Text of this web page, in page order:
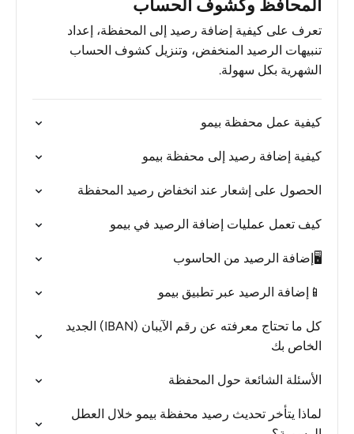
المحافظ وكشوف الحساب
تعرف على كيفية إضافة رصيد إلى المحفظة، إعداد
تنبيهات الرصيد المنخفض، وتنزيل كشوف الحساب
الشهرية بكل سهولة.
كيفية عمل محفظة بيمو
كيفية إضافة رصيد إلى محفظة بيمو
الحصول على إشعار عند انخفاض رصيد المحفظة
كيف تعمل عمليات إضافة الرصيد في بيمو
🖥️إضافة الرصيد من الحاسوب
📱إضافة الرصيد عبر تطبيق بيمو
كل ما تحتاج معرفته عن رقم الآيبان (IBAN) الجديد
الخاص بك
الأسئلة الشائعة حول المحفظة
لماذا يتأخر تحديث رصيد محفظة بيمو خلال العطل